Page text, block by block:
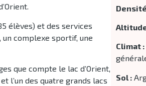
élèves) et des services
un complexe sportif, une
que compte le lac d’Orient,
l’un des quatre grands lacs
Climat :
Sol :